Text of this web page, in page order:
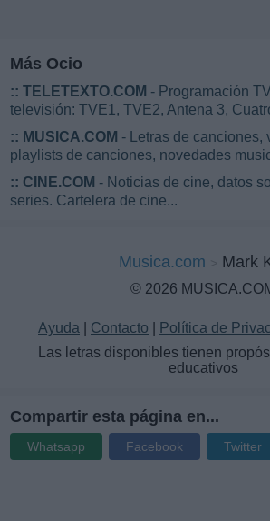
Más Ocio
:: TELETEXTO.COM - Programación
televisión: TVE1, TVE2, Antena 3,
:: MUSICA.COM - Letras de canciones,
playlists de canciones, novedades
:: CINE.COM - Noticias de cine, datos
series. Cartelera de cine...
Musica.com Mark
© 2026
Ayuda Contacto
Política de
Las letras disponibles tienen
educativos
Compartir esta página en...
Whatsapp Facebook Twitter